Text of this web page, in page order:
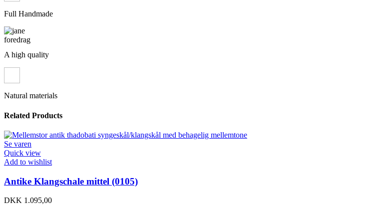
Full Handmade
A high quality
Natural materials
Related Products
Se varen
Quick view
Add to wishlist
Antike Klangschale mittel (0105)
DKK 1.095,00